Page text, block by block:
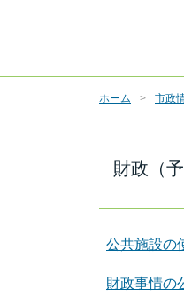
ホーム 市政
財政（
公共施設の
財政事情の